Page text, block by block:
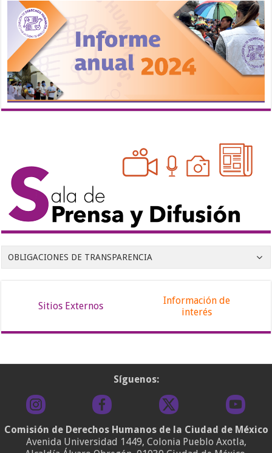
OBLIGACIONES DE TRANSPARENCIA
Sitios Externos
Información de
interés
Síguenos:
Comisión de Derechos Humanos de la Ciudad de México
Avenida Universidad 1449, Colonia Pueblo Axotla,